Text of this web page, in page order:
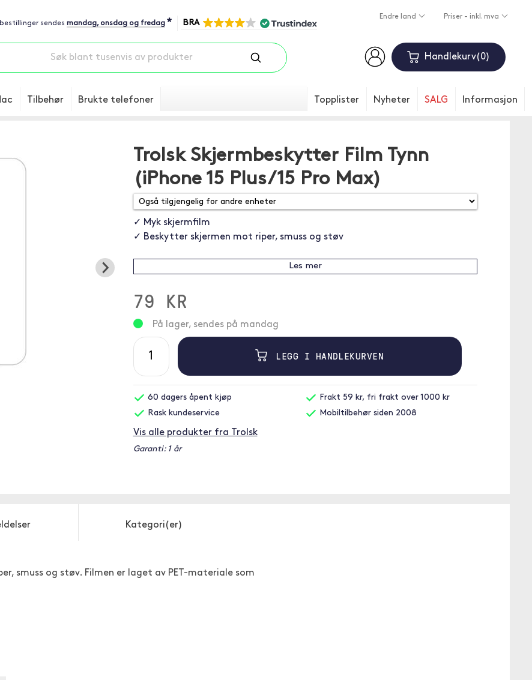
sendes mandag, onsdag og fredag * BRA
Endre land Priser - inkl. mva
Handlekurv 0
Tilbehør Brukte telefoner Topplister Nyheter SALG Informasjon
Trolsk Skjermbeskytter Film Tynn
(iPhone 15 Plus/15 Pro Max)
✓ Myk skjermfilm
✓ Beskytter skjermen mot riper, smuss og støv
Les mer
79 KR
På lager, sendes på mandag
LEGG I HANDLEKURVEN
60 dagers åpent kjøp
Frakt 59 kr, fri frakt over 1000 kr
Rask kundeservice
Mobiltilbehør siden 2008
Vis alle produkter fra Trolsk
Garanti: 1 år
Kategori(er)
smuss og støv. Filmen er laget av PET-materiale som